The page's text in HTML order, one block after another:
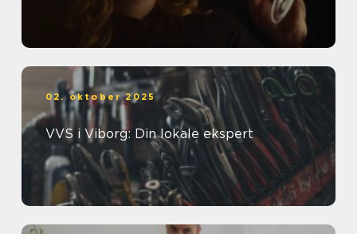
02. oktober 2025
VVS i Viborg: Din lokale ekspert